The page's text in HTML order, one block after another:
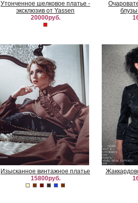
Утонченное шелковое платье -
эксклюзив от Yassen
20000руб.
Изысканное винтажное платье
15800руб.